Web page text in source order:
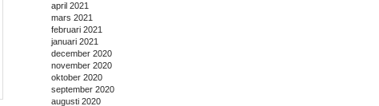
april 2021
mars 2021
februari 2021
januari 2021
december 2020
november 2020
oktober 2020
september 2020
augusti 2020